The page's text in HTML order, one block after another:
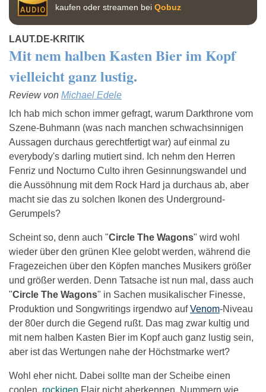
kaufen oder streamen bei Qobuz
LAUT.DE-KRITIK
Mit nem halben Kasten Bier im Kopf
vielleicht ganz lustig.
Review von Michael Edele
Ich hab mich schon immer gefragt, warum Darkthrone vom
Szene-Buhmann (was nach manchen schwachsinnigen
Aussagen durchaus gerechtfertigt war) auf einmal zu
everybody's darling mutiert sind. Ich nehm den Herren
Fenriz und Nocturno Culto ihren Gesinnungswandel und
die Aussöhnung mit dem Rock Hard ja durchaus ab, aber
macht sie das zu solchen Ikonen des Underground-
Gerumpels?
Scheint so, denn auch "Circle The Wagons" wird wohl
wieder über den grünen Klee gelobt werden, während die
Fragezeichen über den Köpfen manches Musikers größer
und größer werden. Denn Tatsache ist nun mal, dass auch
"Circle The Wagons" in Sachen musikalischer Finesse,
Produktion und Songwritings irgendwo aufVenom-Niveau
der 80er durch die Gegend rußt. Das mag zwar kultig und
mit nem halben Kasten Bier im Kopf auch ganz lustig sein,
aber ist das Wertungen nahe der Höchstmarke wert?
Wohl eher nicht. Dabei sollte man der Scheibe einen
coolen, rockigen Flair nicht aberkennen. Nummern wie